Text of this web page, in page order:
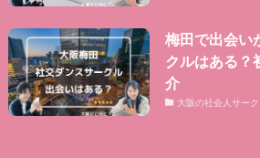
梅田で出会い
クルはある？
介
大阪の社会人サー